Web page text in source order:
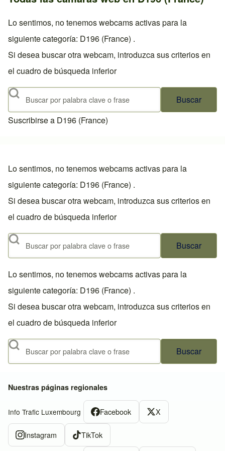
Lo sentimos, no tenemos webcams activas para la
siguiente categoría: D196 (France) .
Si desea buscar otra webcam, introduzca sus criterios en
el cuadro de búsqueda inferior
Buscar
Suscribirse a D196 (France)
Lo sentimos, no tenemos webcams activas para la
siguiente categoría: D196 (France) .
Si desea buscar otra webcam, introduzca sus criterios en
el cuadro de búsqueda inferior
Buscar
Lo sentimos, no tenemos webcams activas para la
siguiente categoría: D196 (France) .
Si desea buscar otra webcam, introduzca sus criterios en
el cuadro de búsqueda inferior
Buscar
Nuestras páginas regionales
Info Trafic Luxembourg Facebook X
Instagram TikTok